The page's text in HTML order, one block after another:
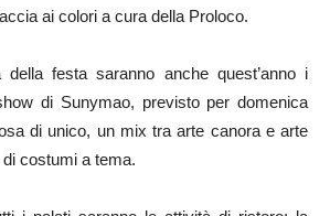
ai colori a cura della Proloco.
della festa saranno anche quest’anno i
di Sunymao, previsto per domenica
di unico, un mix tra arte canora e arte
costumi a tema.